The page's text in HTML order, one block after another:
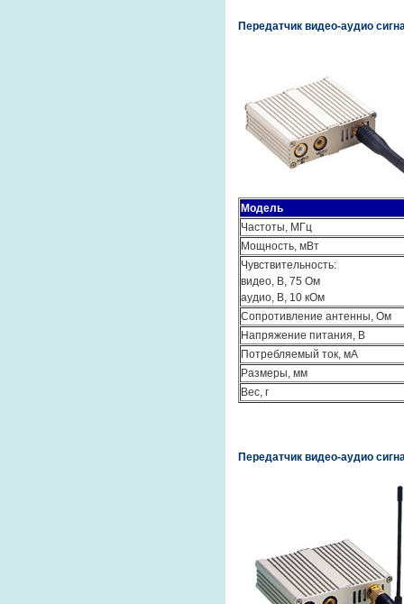
Передатчик видео-аудио
Модель
Частоты, МГц
Мощность, мВт
Чувствительность:
видео, В, 75 Ом
аудио, В, 10 кОм
Сопротивление антенны, Ом
Напряжение питания, В
Потребляемый ток, мА
Размеры, мм
Вес, г
Передатчик видео-аудио